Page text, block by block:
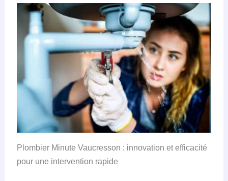
Plombier Minute Vaucresson : innovation et efficacité
pour une intervention rapide